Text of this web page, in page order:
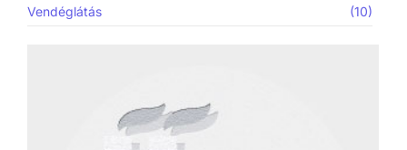
Vendéglátás (10)